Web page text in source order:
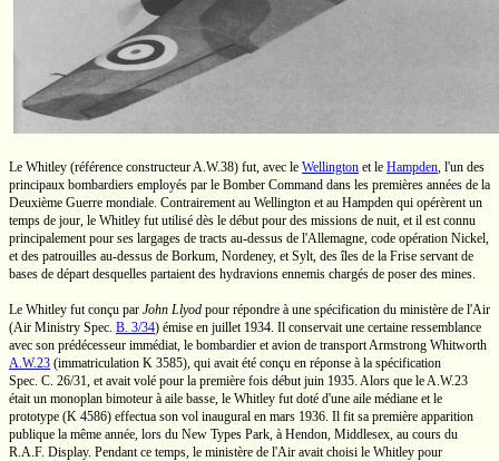
Le Whitley (référence constructeurA.W.38) fut, avec le Wellington et le Hampden, l'un des
principaux bombardiers employés par le Bomber Command dans les premières années de la
Deuxième Guerre mondiale. Contrairement au Wellington et au Hampden qui opérèrent un
temps de jour, le Whitley fut utilisé dès le début pour des missions de nuit, et il est connu
principalement pour ses largages de tracts au-dessus de l'Allemagne, code opération Nickel,
et des patrouilles au-dessus de Borkum, Nordeney, et Sylt, des îles de la Frise servant de
bases de départ desquelles partaient des hydravions ennemis chargés de poser des mines.
Le Whitley fut conçu par John Llyod pour répondre à une spécification du ministère de l'Air
(Air Ministry Spec. B. 3/34) émise en juillet 1934. Il conservait une certaine ressemblance
avec son prédécesseur immédiat, le bombardier et avion de transportArmstrong Whitworth
A.W.23 (immatriculation K 3585), qui avait été conçu en réponse à la spécification
Spec. C. 26/31, et avait volé pour la première fois début juin 1935. Alors que leA.W.23
était un monoplan bimoteur à aile basse, le Whitley fut doté d'une aile médiane et le
prototype (K 4586) effectua son vol inaugural en mars 1936. Il fit sa première apparition
publique la même année, lors du New Types Park, à Hendon, Middlesex, au cours du
R.A.F. Display. Pendant ce temps, le ministère de l'Air avait choisi le Whitley pour